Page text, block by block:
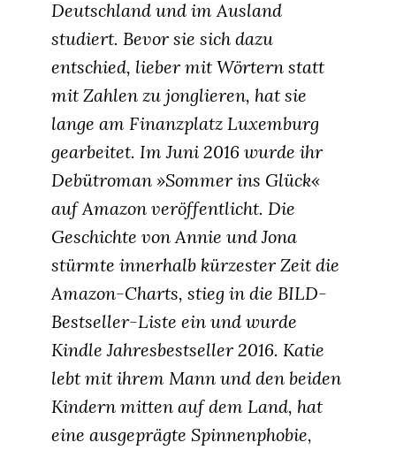
Deutschland und im Ausland
studiert. Bevor sie sich dazu
entschied, lieber mit Wörtern statt
mit Zahlen zu jonglieren, hat sie
lange am Finanzplatz Luxemburg
gearbeitet. Im Juni 2016 wurde ihr
Debütroman »Sommer ins Glück«
auf Amazon veröffentlicht. Die
Geschichte von Annie und Jona
stürmte innerhalb kürzester Zeit die
Amazon-Charts, stieg in die BILD-
Bestseller-Liste ein und wurde
Kindle Jahresbestseller 2016. Katie
lebt mit ihrem Mann und den beiden
Kindern mitten auf dem Land, hat
eine ausgeprägte Spinnenphobie,